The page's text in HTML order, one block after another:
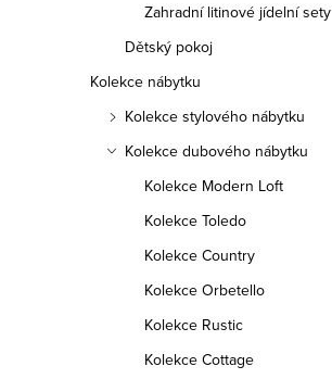
Zahradní litinové jídelní sety
Dětský pokoj
Kolekce nábytku
Kolekce stylového nábytku
Kolekce dubového nábytku
Kolekce Modern Loft
Kolekce Toledo
Kolekce Country
Kolekce Orbetello
Kolekce Rustic
Kolekce Cottage